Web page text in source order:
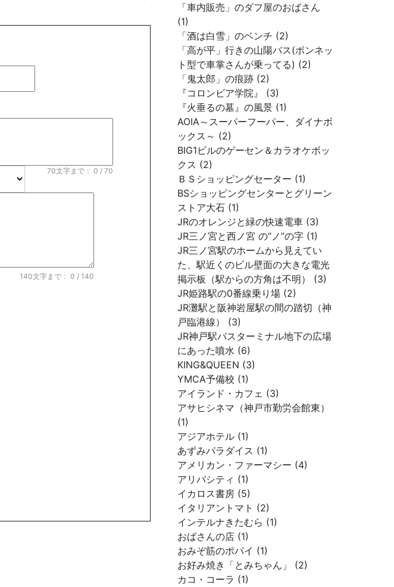
70文字まで：0 / 70
140文字まで：0 / 140
「車内販売」のダフ屋のおばさん
(1)
「酒は白雪」のベンチ (2)
「高が平」行きの山陽バス(ボンネッ
ト型で車掌さんが乗ってる) (2)
「鬼太郎」の痕跡 (2)
『コロンビア学院』 (3)
『火垂るの墓』の風景 (1)
AOIA～スーパーフーパー、ダイナボ
ックス～ (2)
BIG1ビルのゲーセン＆カラオケボッ
クス (2)
ＢＳショッピングセーター (1)
BSショッピングセンターとグリーン
ストア大石 (1)
JRのオレンジと緑の快速電車 (3)
JR三ノ宮と西ノ宮 の“ノ”の字 (1)
JR三ノ宮駅のホームから見えてい
た、駅近くのビル壁面の大きな電光
掲示板（駅からの方角は不明） (3)
JR姫路駅の0番線乗り場 (2)
JR灘駅と阪神岩屋駅の間の踏切（神
戸臨港線） (3)
JR神戸駅バスターミナル地下の広場
にあった噴水 (6)
KING&QUEEN (3)
YMCA予備校 (1)
アイランド・カフェ (3)
アサヒシネマ（神戸市勤労会館東）
(1)
アジアホテル (1)
あずみパラダイス (1)
アメリカン・ファーマシー (4)
アリバシティ (1)
イカロス書房 (5)
イタリアントマト (2)
インテルナきたむら (1)
おばさんの店 (1)
おみぞ筋のポパイ (1)
お好み焼き「とみちゃん」 (2)
カコ・コーラ (1)